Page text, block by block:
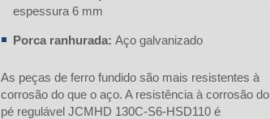
espessura 6 mm
Porca ranhurada:Aço galvanizado
As peças de ferro fundido são mais resistentes à
corrosão do que o aço. A resistência à corrosão do
pé regulável JCMHD 130C-S6-HSD110 é